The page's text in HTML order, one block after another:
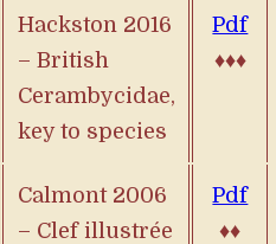
Hackston 2016
– British
Cerambycidae,
key to species
Pdf
♦♦♦
Calmont 2006
– Clef illustrée
Pdf
♦♦